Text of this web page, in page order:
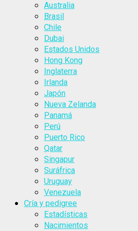
Australia
Brasil
Chile
Dubai
Estados Unidos
Hong Kong
Inglaterra
Irlanda
Japón
Nueva Zelanda
Panamá
Perú
Puerto Rico
Qatar
Singapur
Suráfrica
Uruguay
Venezuela
Cría y pedigree
Estadísticas
Nacimientos